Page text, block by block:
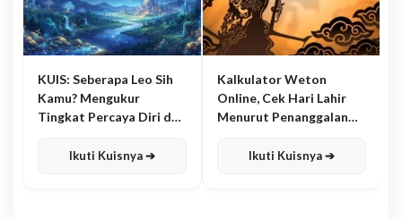
KUIS: Seberapa Leo Sih
Kamu? Mengukur
Tingkat Percaya Diri dan
Ikuti Kuisnya ➔
Kalkulator Weton
Online, Cek Hari Lahir
Menurut Penanggalan
Ikuti Kuisnya ➔